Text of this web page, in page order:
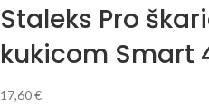
Staleks Pro
kukicom Smart
17,60€